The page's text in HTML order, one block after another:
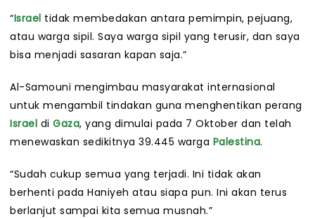
“Israel tidak membedakan antara pemimpin, pejuang,
atau warga sipil. Saya warga sipil yang terusir, dan saya
bisa menjadi sasaran kapan saja.”
Al-Samouni mengimbau masyarakat internasional
untuk mengambil tindakan guna menghentikan perang
Israel di Gaza, yang dimulai pada 7 Oktober dan telah
menewaskan sedikitnya 39.445 warga Palestina.
“Sudah cukup semua yang terjadi. Ini tidak akan
berhenti pada Haniyeh atau siapa pun. Ini akan terus
berlanjut sampai kita semua musnah.”